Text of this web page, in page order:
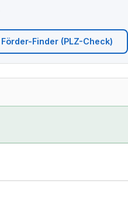
Förder-Finder (PLZ-Check)